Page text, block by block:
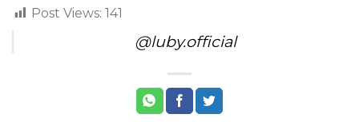
Post Views: 141
@luby.official